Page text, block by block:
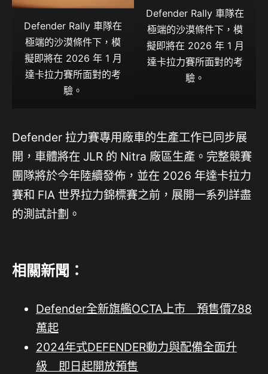
Defender Rally 車隊在
極端的沙漠條件下，模
擬即將在 2026 年 1 月
達卡拉力賽所面對的考
驗。
Defender Rally 車隊在
極端的沙漠條件下，模
擬即將在 2026 年 1 月
達卡拉力賽所面對的考
驗。
Defender 拉力賽專用廠車的生產工作已同步展
開，車體將在 JLR 的 Nitra 廠區生產。完整競賽
團隊將於今年陸續發佈，並在 2026 年達卡拉力
賽和 FIA 世界拉力錦標賽之前，展開一系列詳盡
的測試計劃。
相關新聞：
Defender全新旗艦OCTA上市 預售價788
萬起
2024年式DEFENDER動力與配備全面升
級 即日起開放預售